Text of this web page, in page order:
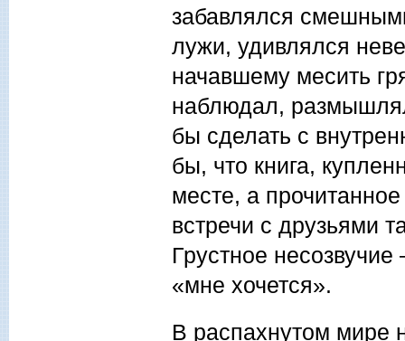
забавлялся
лужи, удивлялся
начавшему месить
наблюдал,
бы сделать с
бы, что книга,
месте, а
встречи с друзьями
Грустное
«мне хочется».
В распахнутом мире